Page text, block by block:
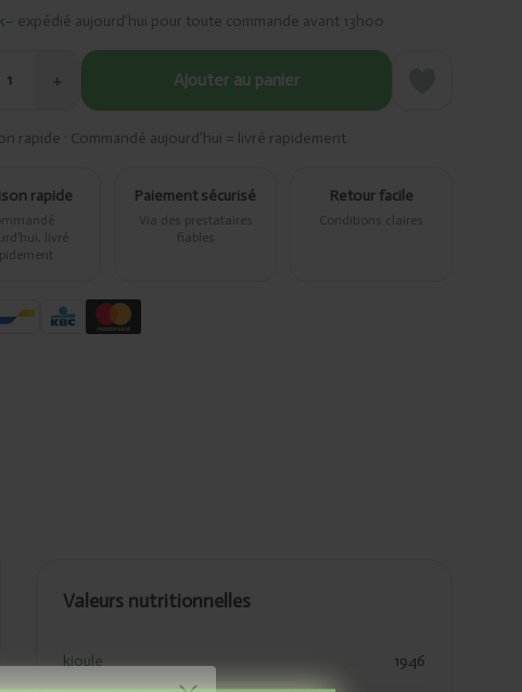
– expédié aujourd’hui pour toute commande avant 13h00
1 + Ajouter au panier
rapide · Commandé aujourd’hui = livré rapidement
rapide
livré
Paiement sécurisé
Via des prestataires
fiables
Retour facile
Conditions claires
Valeurs nutritionnelles
kjoule 1946